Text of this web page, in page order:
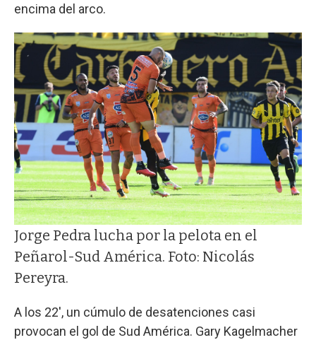
encima del arco.
Jorge Pedra lucha por la pelota en el
Peñarol-Sud América. Foto: Nicolás
Pereyra.
A los 22', un cúmulo de desatenciones casi
provocan el gol de Sud América. Gary Kagelmacher